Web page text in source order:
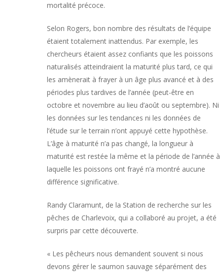
mortalité précoce.
Selon Rogers, bon nombre des résultats de l’équipe
étaient totalement inattendus. Par exemple, les
chercheurs étaient assez confiants que les poissons
naturalisés atteindraient la maturité plus tard, ce qui
les amènerait à frayer à un âge plus avancé et à des
périodes plus tardives de l’année (peut-être en
octobre et novembre au lieu d’août ou septembre). Ni
les données sur les tendances ni les données de
l’étude sur le terrain n’ont appuyé cette hypothèse.
L’âge à maturité n’a pas changé, la longueur à
maturité est restée la même et la période de l’année à
laquelle les poissons ont frayé n’a montré aucune
différence significative.
Randy Claramunt, de la Station de recherche sur les
pêches de Charlevoix, qui a collaboré au projet, a été
surpris par cette découverte.
« Les pêcheurs nous demandent souvent si nous
devons gérer le saumon sauvage séparément des